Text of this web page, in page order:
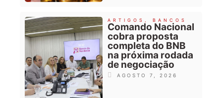
ARTIGOS BANCOS
Comando Nacional
cobra proposta
completa do BNB
na próxima rodada
de negociação
AGOSTO 7, 2026